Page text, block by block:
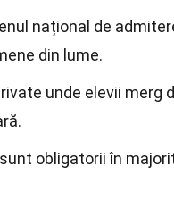
național de
din lume.
unde elevii merg
sunt obligatorii în